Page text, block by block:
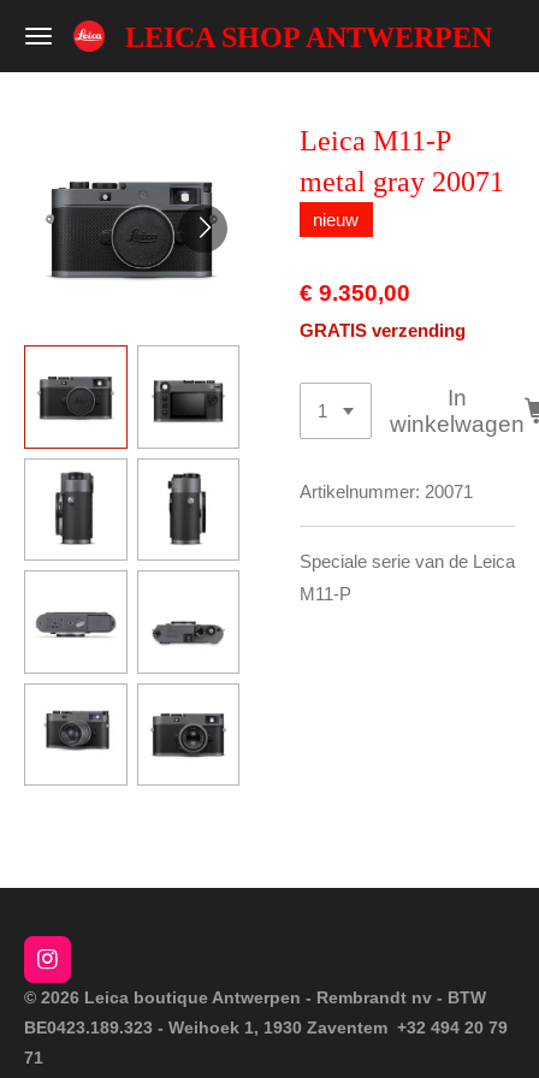
Ga
LEICA SHOP ANTWERPEN
Leica M11-P
metal gray 20071
nieuw
€ 9.350,00
GRATIS verzending
In
winkelwagen
Artikelnummer: 20071
Speciale serie van de Leica
M11-P
I
n
t
© 2026 Leica boutique Antwerpen - Rembrandt nv - BTW
BE0423.189.323 - Weihoek 1, 1930 Zaventem +32 494 20 79
71